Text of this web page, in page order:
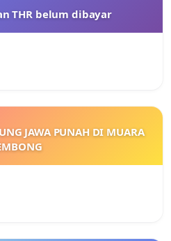
THR belum dibayar
JAWA PUNAH DI MUARA